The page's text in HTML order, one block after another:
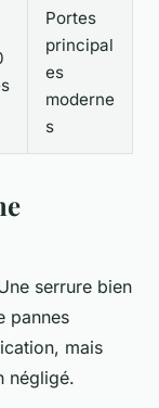
Portes
principal
es
moderne
s
serrure bien
pannes
mais
négligé.